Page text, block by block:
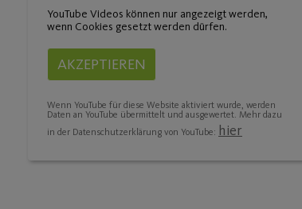
YouTube Videos können nur angezeigt werden,
wenn Cookies gesetzt werden dürfen.
AKZEPTIEREN
Wenn YouTube für diese Website aktiviert wurde, werden
Daten an YouTube übermittelt und ausgewertet. Mehr dazu
in der Datenschutzerklärung von YouTube: hier